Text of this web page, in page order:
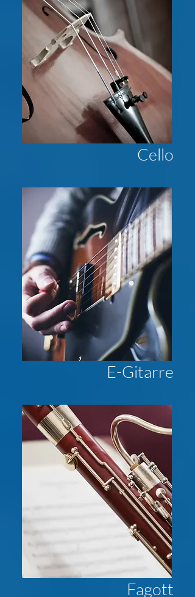
Cello
E-Gitarre
Fagott